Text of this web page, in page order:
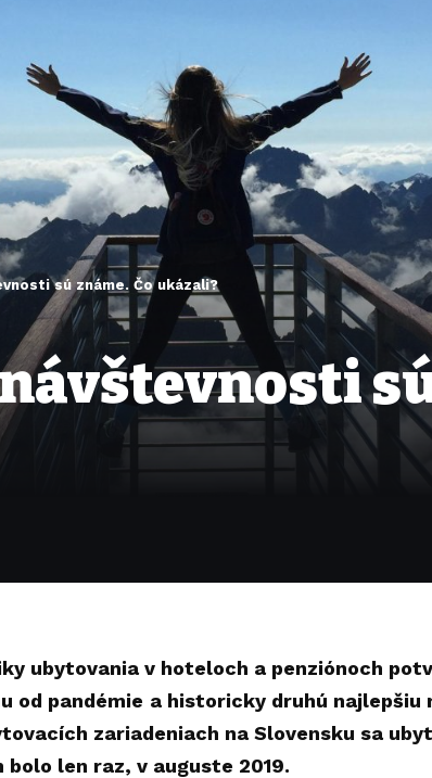
sú známe. Čo ukázali?
sú
ubytovania v hoteloch a penziónoch
od pandémie a historicky druhú najlepšiu
zariadeniach na Slovensku sa
len raz, v auguste 2019.